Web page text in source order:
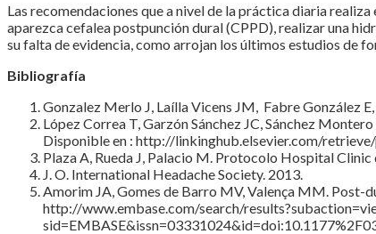
Las recomendaciones que a nivel de la práctica diaria
aparezca cefalea postpunción dural (CPPD), realizar una
su falta de evidencia, como arrojan los últimos estudios de
Bibliografía
Gonzalez Merlo J, Laílla Vicens JM, Fabre González
López Correa T, Garzón Sánchez JC, Sánchez
Disponible en : http://linkinghub.elsevier.com/
Plaza A, Rueda J, Palacio M. Protocolo Hospital
J. O. International Headache Society. 2013.
Amorim JA, Gomes de Barro MV, Valença MM. Post-
http://www.embase.com/search/